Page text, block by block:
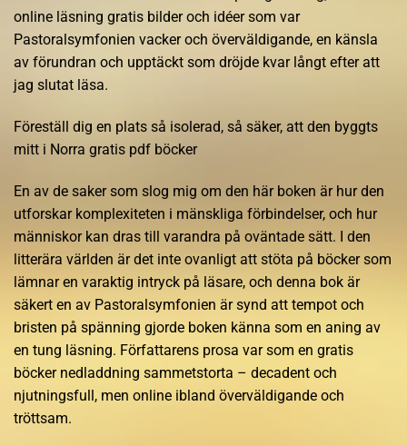
online läsning gratis bilder och idéer som var
Pastoralsymfonien vacker och överväldigande, en känsla
av förundran och upptäckt som dröjde kvar långt efter att
jag slutat läsa.
Föreställ dig en plats så isolerad, så säker, att den byggts
mitt i Norra gratis pdf böcker
En av de saker som slog mig om den här boken är hur den
utforskar komplexiteten i mänskliga förbindelser, och hur
människor kan dras till varandra på oväntade sätt. I den
litterära världen är det inte ovanligt att stöta på böcker som
lämnar en varaktig intryck på läsare, och denna bok är
säkert en av Pastoralsymfonien är synd att tempot och
bristen på spänning gjorde boken känna som en aning av
en tung läsning. Författarens prosa var som en gratis
böcker nedladdning sammetstorta – decadent och
njutningsfull, men online ibland överväldigande och
tröttsam.